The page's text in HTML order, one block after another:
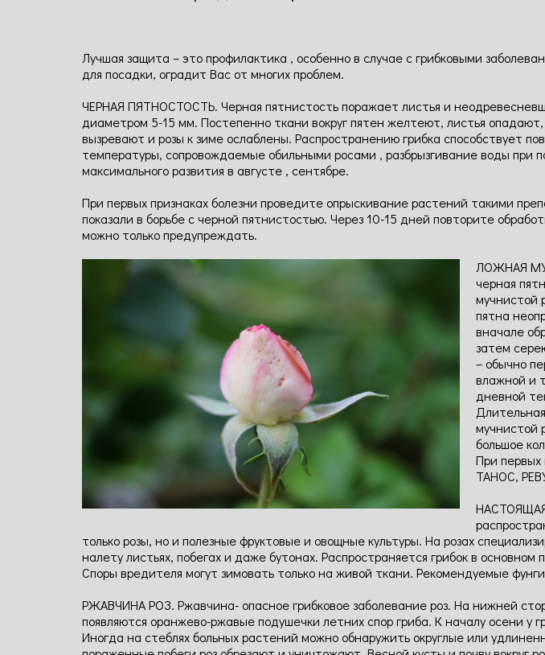
Лучшая защита – это профилактика , особенно в случае с грибковыми
для посадки, оградит Вас от многих проблем.
ЧЕРНАЯ ПЯТНОСТОСТЬ. Черная пятнистость поражает листья и
диаметром 5-15 мм. Постепенно ткани вокруг пятен желтеют, листья
вызревают и розы к зиме ослаблены. Распространению грибка способствует
температуры, сопровождаемые обильными росами , разбрызгивание воды при
максимального развития в августе , сентябре.
При первых признаках болезни проведите опрыскивание растений такими
показали в борьбе с черной пятнистостью. Через 10-15 дней повторите
можно только предупреждать.
ЛОЖНАЯ
черная
мучнистой
пятна
вначале
затем
– обычно
влажной и
дневной
мучнистой
большое
При первых
ТАНОС,
НАСТОЯЩАЯ
только розы, но и полезные фруктовые и овощные культуры. На розах
налету листьях, побегах и даже бутонах. Распространяется грибок в
Споры вредителя могут зимовать только на живой ткани. Рекомендуемые
РЖАВЧИНА РОЗ. Ржавчина- опасное грибковое заболевание роз. На нижней
появляются оранжево-ржавые подушечки летних спор гриба. К началу осени
Иногда на стеблях больных растений можно обнаружить округлые или